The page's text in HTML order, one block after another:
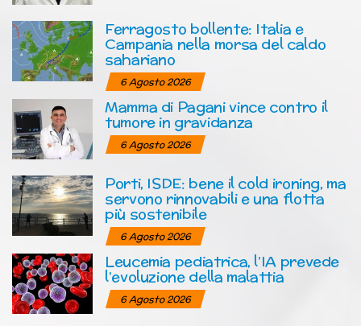
Ferragosto bollente: Italia e
Campania nella morsa del caldo
sahariano
6 Agosto 2026
Mamma di Pagani vince contro il
tumore in gravidanza
6 Agosto 2026
Porti, ISDE: bene il cold ironing, ma
servono rinnovabili e una flotta
più sostenibile
6 Agosto 2026
Leucemia pediatrica, l’IA prevede
l’evoluzione della malattia
6 Agosto 2026